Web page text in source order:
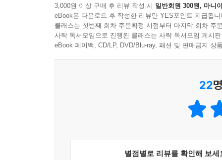
않는 실전 전략까지 바로 삶에 적용 가능한 기술들
상대의 행동 원리를 현명하게 파악하여 효과적으
않고 이기는’ 우아한 처세술을 내면화하도록 돕
소모적인 전쟁을 끝내고 평정심을 되찾아줄 확실
내 삶의 중심을 되찾는 법을 알려 주는 자기계발서
내면의 목소리에 집중할 때, 비로소 외부의 어떤
“우리가 죽을 때 세상에서 가져갈 수 있는 것은
3,000원 이상 구매 후 리뷰 작성 시 일반회원 300원, 마니
eBook은 다운로드 후 작성한 리뷰만 YES포인트 지급됩니
클래스는 첫번째 회차 주문확정 시점부터 마지막 회차 주
사락 독서모임으로 진행된 클래스는 사락 독서모임 게시
eBook 페이백, CD/LP, DVD/Blu-ray, 패션 및 판매금지 상
22
별점별로 리뷰를 확인해 보세